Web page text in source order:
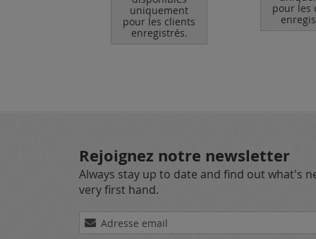
uniquement
pour les clients
enregistrés.
pour les
Rejoignez notre newsletter
Always stay up to date and find out what's
very first hand.
Inscription
à